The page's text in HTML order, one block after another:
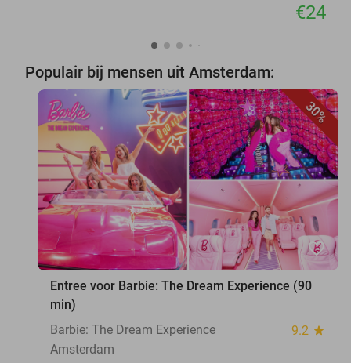
€24
Populair bij mensen uit Amsterdam:
30%
favorite_border
Entree voor Barbie: The Dream Experience (90
min)
Barbie: The Dream Experience
9.2 star
Amsterdam